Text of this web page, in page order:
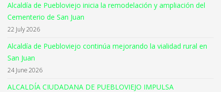
Alcaldía de Puebloviejo inicia la remodelación y ampliación del
Cementerio de San Juan
22 July 2026
Alcaldía de Puebloviejo continúa mejorando la vialidad rural en
San Juan
24 June 2026
ALCALDÍA CIUDADANA DE PUEBLOVIEJO IMPULSA